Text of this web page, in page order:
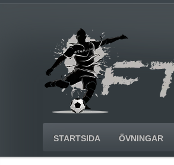
STARTSIDA ÖVNINGAR